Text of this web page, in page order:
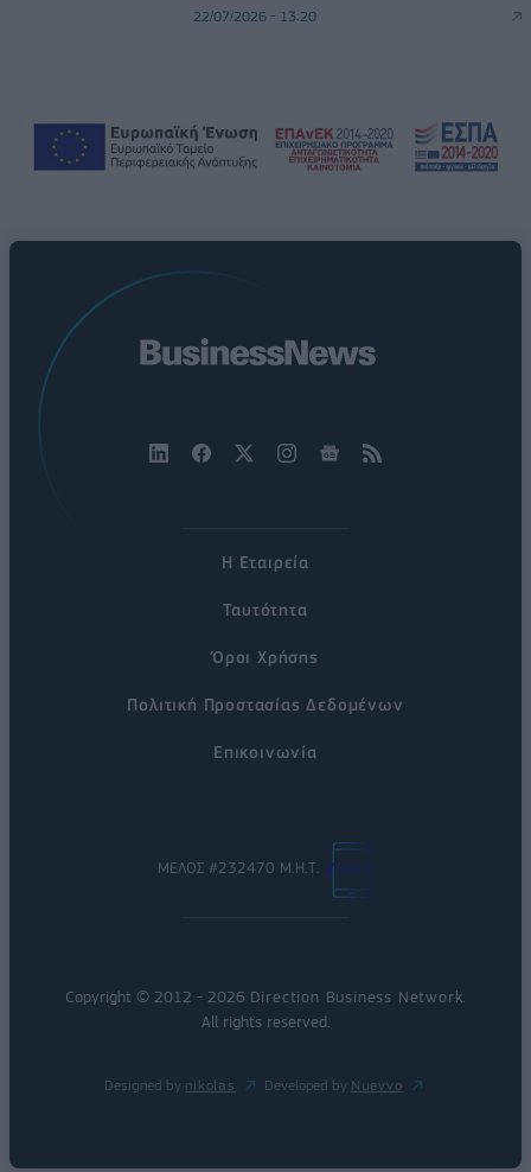
22/07/2026 - 13:20
Η Εταιρεία
Ταυτότητα
Όροι Χρήσης
Πολιτική Προστασίας Δεδομένων
Επικοινωνία
ΜΕΛΟΣ #232470 Μ.Η.Τ.
Copyright © 2012 - 2026 Direction Business Network
All rights reserved.
Designed by nikolas Developed by Nuevvo